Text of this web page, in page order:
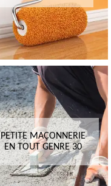
PETITE MAÇONNERIE
EN TOUT GENRE 30